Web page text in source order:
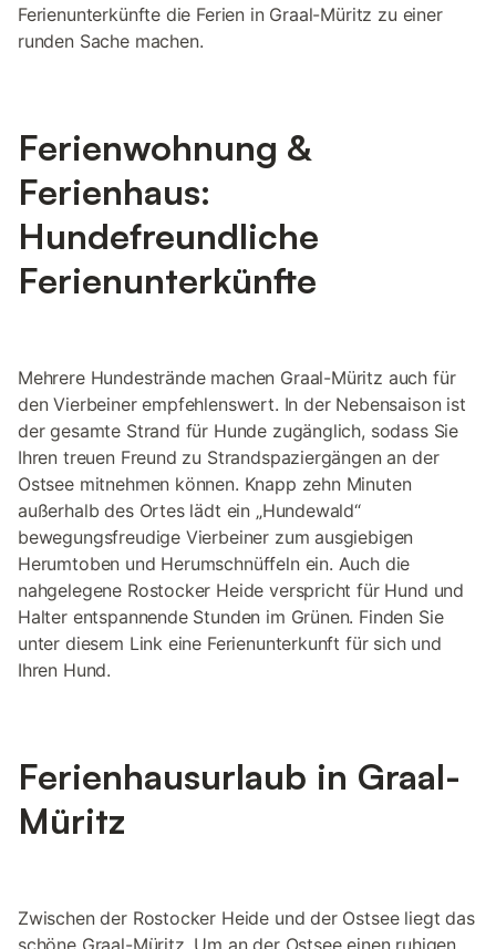
Ferienunterkünfte die Ferien in Graal-Müritz zu einer
runden Sache machen.
Ferienwohnung &
Ferienhaus:
Hundefreundliche
Ferienunterkünfte
Mehrere Hundestrände machen Graal-Müritz auch für
den Vierbeiner empfehlenswert. In der Nebensaison ist
der gesamte Strand für Hunde zugänglich, sodass Sie
Ihren treuen Freund zu Strandspaziergängen an der
Ostsee mitnehmen können. Knapp zehn Minuten
außerhalb des Ortes lädt ein „Hundewald“
bewegungsfreudige Vierbeiner zum ausgiebigen
Herumtoben und Herumschnüffeln ein. Auch die
nahgelegene Rostocker Heide verspricht für Hund und
Halter entspannende Stunden im Grünen. Finden Sie
unter diesem Link eine Ferienunterkunft für sich und
Ihren Hund.
Ferienhausurlaub in Graal-
Müritz
Zwischen der Rostocker Heide und der Ostsee liegt das
schöne Graal-Müritz. Um an der Ostsee einen ruhigen